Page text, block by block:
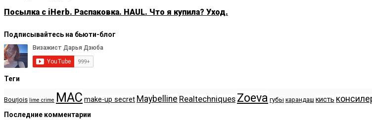
Посылка с iHerb. Распаковка. HAUL. Что я купила? Уход.
Подписывайтесь на бьюти-блог
Теги
Bourjois lime crime MAC make-up secret Maybelline Realtechniques Zoeva губы карандаш кисть
Последние комментарии